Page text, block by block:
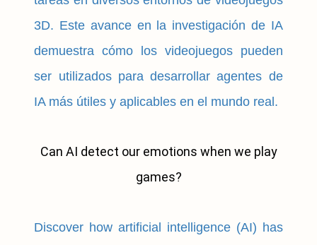
3D. Este avance en la investigación de IA
demuestra cómo los videojuegos pueden
ser utilizados para desarrollar agentes de
IA más útiles y aplicables en el mundo real.
Can AI detect our emotions when we play
games?
Discover how artificial intelligence (AI) has